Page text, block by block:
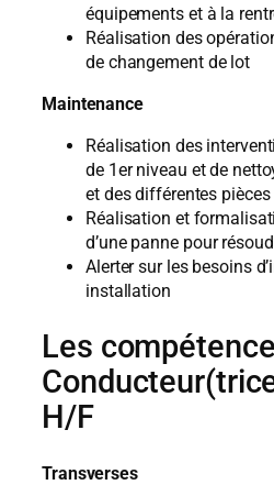
équipements et à la
Réalisation des
de changement de lot
Maintenance
Réalisation des
de 1er niveau et de
et des différentes pièces
Réalisation et
d’une panne pour
Alerter sur les besoins
installation
Les
H/F
Transverses